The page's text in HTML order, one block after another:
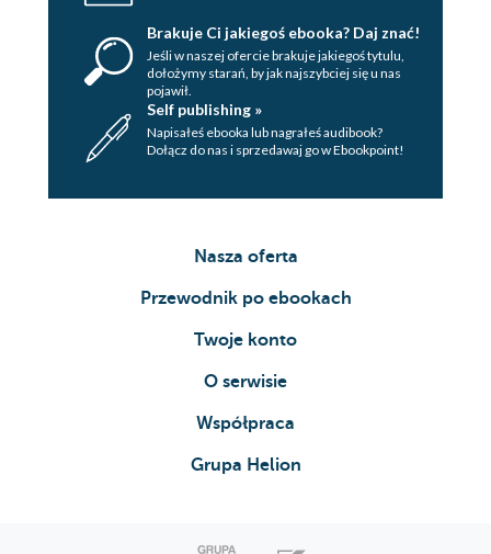
Brakuje Ci jakiegoś ebooka? Daj znać!
Jeśli w naszej ofercie brakuje jakiegoś tytulu,
dołożymy starań, by jak najszybciej się u nas
pojawił.
Self publishing »
Napisałeś ebooka lub nagrałeś audibook?
Dołącz do nas i sprzedawaj go w Ebookpoint!
Nasza oferta
Przewodnik po ebookach
Twoje konto
O serwisie
Współpraca
Grupa Helion